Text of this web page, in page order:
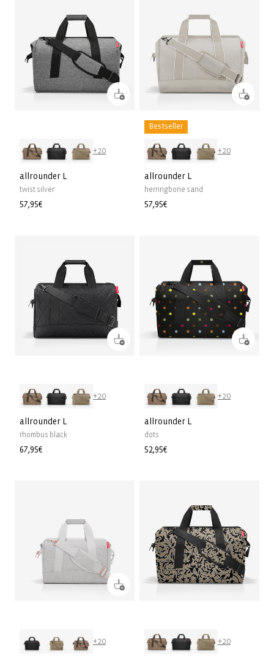
+20
allrounder L
twist silver
Prix
57,95€
Bestseller
+20
allrounder L
herringbone sand
Prix
57,95€
+20
allrounder L
rhombus black
Prix
67,95€
+20
allrounder L
dots
Prix
52,95€
+20 +20